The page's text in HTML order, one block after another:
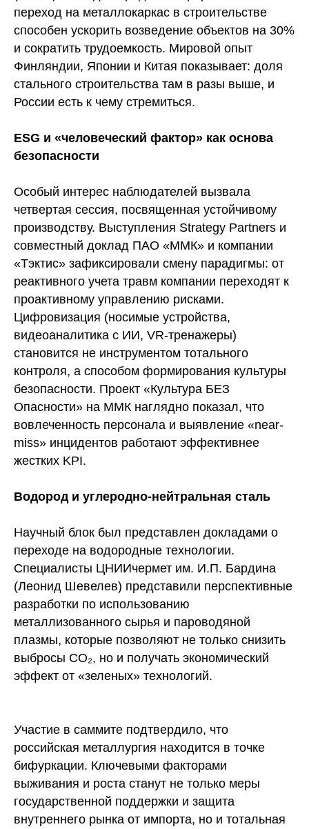
переход на металлокаркас в строительстве
способен ускорить возведение объектов на 30%
и сократить трудоемкость. Мировой опыт
Финляндии, Японии и Китая показывает: доля
стального строительства там в разы выше, и
России есть к чему стремиться.
ESG и «человеческий фактор» как основа
безопасности
Особый интерес наблюдателей вызвала
четвертая сессия, посвященная устойчивому
производству. Выступления Strategy Partners и
совместный доклад ПАО «ММК» и компании
«Тэктис» зафиксировали смену парадигмы: от
реактивного учета травм компании переходят к
проактивному управлению рисками.
Цифровизация (носимые устройства,
видеоаналитика с ИИ, VR-тренажеры)
становится не инструментом тотального
контроля, а способом формирования культуры
безопасности. Проект «Культура БЕЗ
Опасности» на ММК наглядно показал, что
вовлеченность персонала и выявление «near-
miss» инцидентов работают эффективнее
жестких KPI.
Водород и углеродно-нейтральная сталь
Научный блок был представлен докладами о
переходе на водородные технологии.
Специалисты ЦНИИчермет им. И.П. Бардина
(Леонид Шевелев) представили перспективные
разработки по использованию
металлизованного сырья и пароводяной
плазмы, которые позволяют не только снизить
выбросы CO₂, но и получать экономический
эффект от «зеленых» технологий.
Участие в саммите подтвердило, что
российская металлургия находится в точке
бифуркации. Ключевыми факторами
выживания и роста станут не только меры
государственной поддержки и защита
внутреннего рынка от импорта, но и тотальная